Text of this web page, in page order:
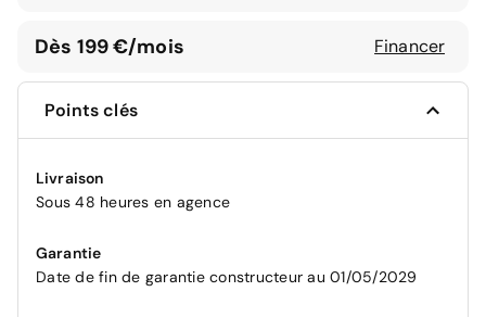
Dès 199 €/mois Financer
Points clés
Livraison
Sous 48 heures en agence
Garantie
Date de fin de garantie constructeur au 01/05/2029